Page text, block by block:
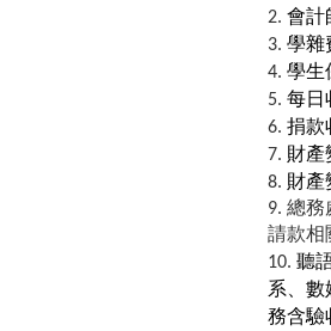
會計
學雜
學生
每日
捐款
財產
財產
總務
請款相
聽
系、數
務含驗